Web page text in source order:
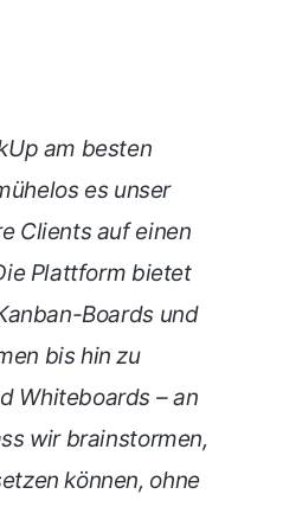
am besten
es unser
Clients auf einen
Plattform bietet
Boards und
bis hin zu
Whiteboards – an
wir brainstormen,
können, ohne